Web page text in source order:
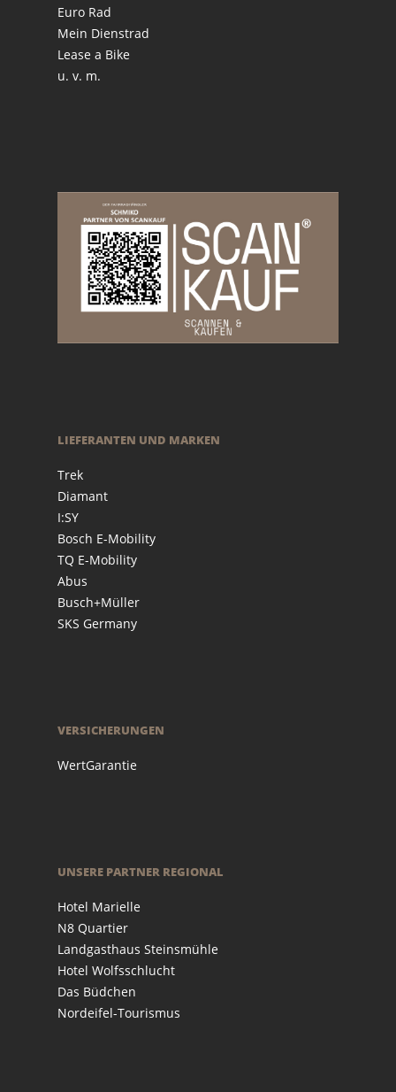
Euro Rad
Mein Dienstrad
Lease a Bike
u. v. m.
LIEFERANTEN UND MARKEN
Trek
Diamant
I:SY
Bosch E-Mobility
TQ E-Mobility
Abus
Busch+Müller
SKS Germany
VERSICHERUNGEN
WertGarantie
UNSERE PARTNER REGIONAL
Hotel Marielle
N8 Quartier
Landgasthaus Steinsmühle
Hotel Wolfsschlucht
Das Büdchen
Nordeifel-Tourismus